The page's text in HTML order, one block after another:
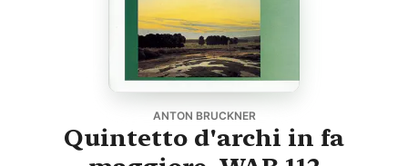
ANTON BRUCKNER
Quintetto d'archi in fa